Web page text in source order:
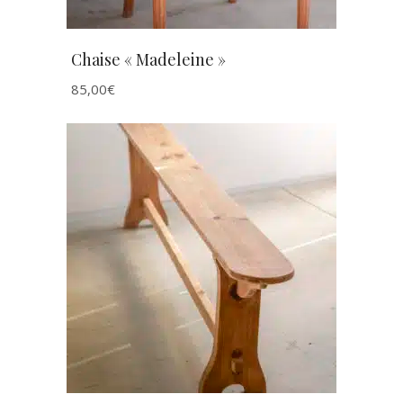
Chaise « Madeleine »
85,00€
AJOUTER AU PANIER